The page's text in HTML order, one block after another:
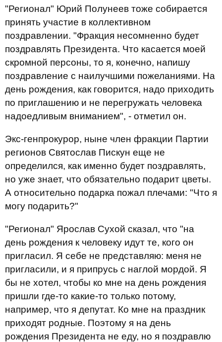
"Регионал" Юрий Полунеев тоже собирается
принять участие в коллективном
поздравлении. "Фракция несомненно будет
поздравлять Президента. Что касается моей
скромной персоны, то я, конечно, напишу
поздравление с наилучшими пожеланиями. На
день рождения, как говорится, надо приходить
по приглашению и не перегружать человека
надоедливым вниманием", - отметил он.
Экс-генпрокурор, ныне член фракции Партии
регионов Святослав Пискун еще не
определился, как именно будет поздравлять,
но уже знает, что обязательно подарит цветы.
А относительно подарка пожал плечами: "Что я
могу подарить?"
"Регионал" Ярослав Сухой сказал, что "на
день рождения к человеку идут те, кого он
пригласил. Я себе не представляю: меня не
пригласили, и я припрусь с наглой мордой. Я
бы не хотел, чтобы ко мне на день рождения
пришли где-то какие-то только потому,
например, что я депутат. Ко мне на праздник
приходят родные. Поэтому я на день
рождения Президента не еду, но я поздравлю